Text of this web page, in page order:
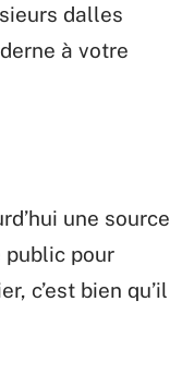
dalles
à votre
une source
public pour
c’est bien qu’il